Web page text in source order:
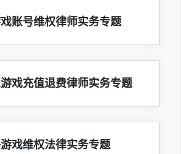
账号维权律师实务专题
戏充值退费律师实务专题
戏维权法律实务专题